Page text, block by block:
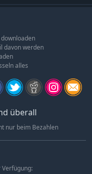
ein einzigartiges
hauchen sich
Regionen
zu den giftig
jede Region ihre
mobile Produktion
bauen und Dinge
nur notwendigen
auch wichtige
davon werden
alles
überall
nur beim Bezahlen
Verfügung: